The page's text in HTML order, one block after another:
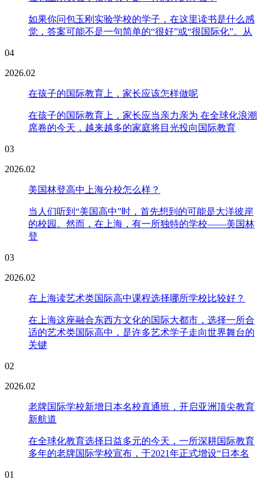
如果你问包玉刚实验学校的学子，在这里读书是什么感
觉，答案可能不是一句简单的“很好”或“很国际化”。从
04
2026.02
在孩子的国际教育上，家长应该怎样做呢
在孩子的国际教育上，家长应当亲力亲为 在全球化浪潮
席卷的今天，越来越多的家庭将目光投向国际教育
03
2026.02
美国林登高中上海分校怎么样？
当人们听到“美国高中”时，首先想到的可能是大洋彼岸
的校园。然而，在上海，有一所独特的学校——美国林
登
03
2026.02
在上海读艺术类国际高中课程选择哪所学校比较好？
在上海这座融合东西方文化的国际大都市，选择一所合
适的艺术类国际高中，是许多艺术学子走向世界舞台的
关键
02
2026.02
老牌国际学校新增日本名校直通班，开启亚洲顶尖教育
新航道
在全球化教育选择日益多元的今天，一所深耕国际教育
多年的老牌国际学校宣布，于2021年正式增设“日本名
01